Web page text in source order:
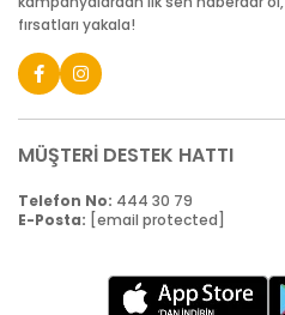
fırsatları yakala!
MÜŞTERİ DESTEK HATTI
Telefon No: 444 30 79
E-Posta: [email protected]